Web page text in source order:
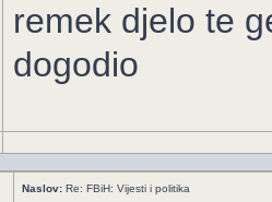
remek djelo te
dogodio
Naslov: Re: FBiH: Vijesti i politika